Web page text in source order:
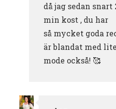
då jag sedan
min kost , du har
så mycket goda
är blandat med lite
mode också! 🥰